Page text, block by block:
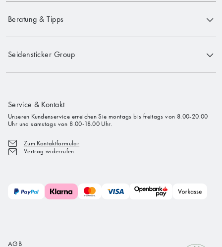
Beratung & Tipps
Seidensticker Group
Service & Kontakt
Unseren Kundenservice erreichen Sie montags bis freitags von 8.00-20.00
Uhr und samstags von 8.00-18.00 Uhr.
Zum Kontaktformular
Vertrag widerrufen
AGB